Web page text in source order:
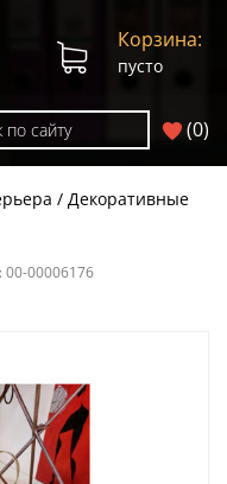
(0)
Корзина:
пусто
Декоративные
00-00006176